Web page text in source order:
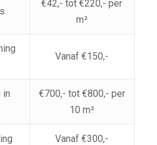
€42,- tot €220,- per
m²
Vanaf €150,-
in
€700,- tot €800,- per
10 m²
Vanaf €300,-